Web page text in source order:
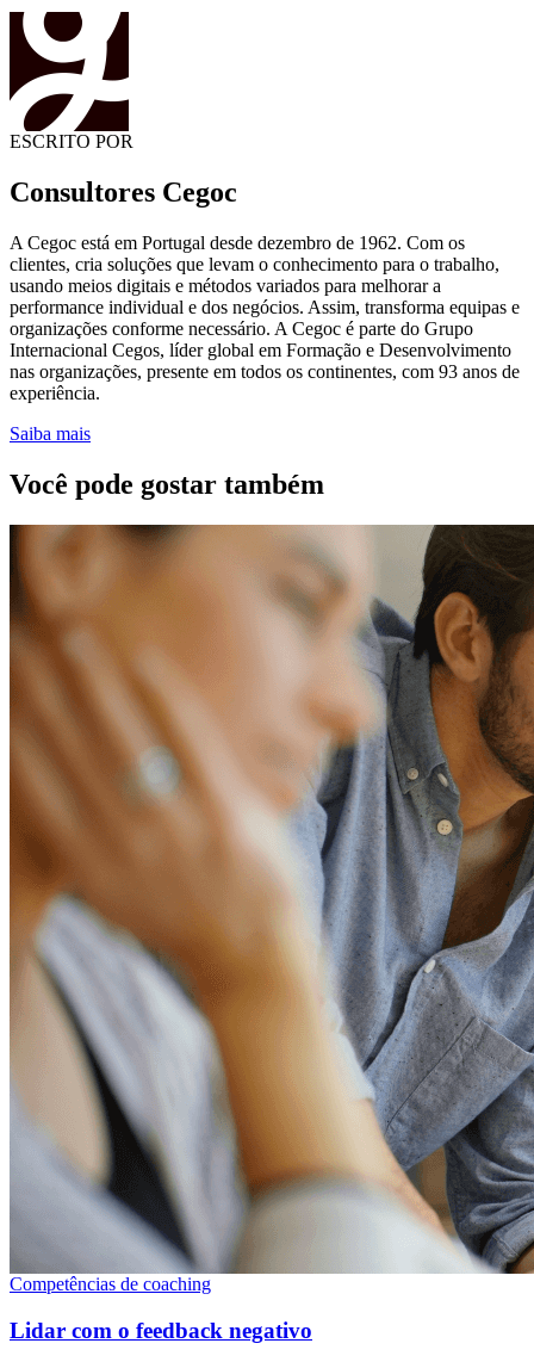
ESCRITO POR
Consultores Cegoc
A Cegoc está em Portugal desde dezembro de 1962. Com os
clientes, cria soluções que levam o conhecimento para o trabalho,
usando meios digitais e métodos variados para melhorar a
performance individual e dos negócios. Assim, transforma equipas e
organizações conforme necessário. A Cegoc é parte do Grupo
Internacional Cegos, líder global em Formação e Desenvolvimento
nas organizações, presente em todos os continentes, com 93 anos de
experiência.
Saiba mais
Você pode gostar também
Competências de coaching
Lidar com o feedback negativo